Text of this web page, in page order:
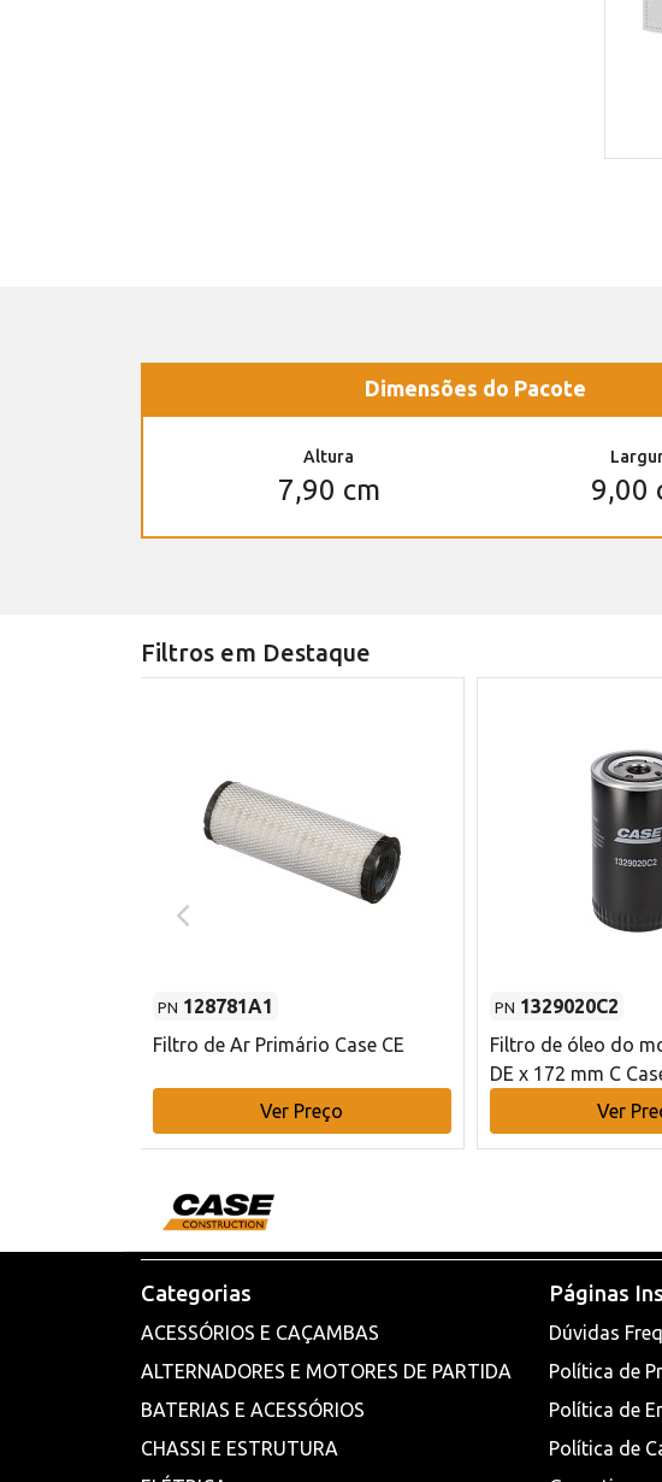
Dimensões do Pacote
Altura
7,90 cm 9,00
Filtros em Destaque
PN 128781A1
Filtro de Ar Primário Case CE
Ver Preço
PN 1329020C2
Filtro de óleo do
DE x 172 mm C
Ver
Categorias
ACESSÓRIOS E CAÇAMBAS
ALTERNADORES E MOTORES DE PARTIDA
BATERIAS E ACESSÓRIOS
CHASSI E ESTRUTURA
Páginas
Dúvidas
Política de
Política de
Política de